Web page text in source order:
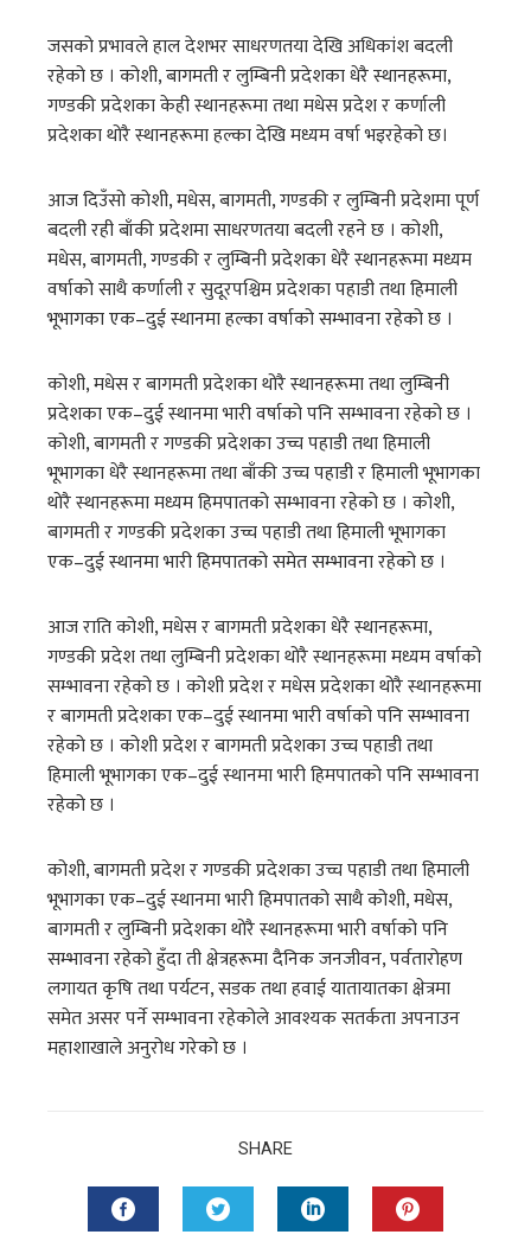
जसको प्रभावले हाल देशभर साधरणतया देखि अधिकांश बदली
रहेको छ । कोशी, बागमती र लुम्बिनी प्रदेशका धेरै स्थानहरूमा,
गण्डकी प्रदेशका केही स्थानहरूमा तथा मधेस प्रदेश र कर्णाली
प्रदेशका थोरै स्थानहरूमा हल्का देखि मध्यम वर्षा भइरहेको छ।
आज दिउँसो कोशी, मधेस, बागमती, गण्डकी र लुम्बिनी प्रदेशमा पूर्ण
बदली रही बाँकी प्रदेशमा साधरणतया बदली रहने छ । कोशी,
मधेस, बागमती, गण्डकी र लुम्बिनी प्रदेशका धेरै स्थानहरूमा मध्यम
वर्षाको साथै कर्णाली र सुदूरपश्चिम प्रदेशका पहाडी तथा हिमाली
भूभागका एक–दुई स्थानमा हल्का वर्षाको सम्भावना रहेको छ ।
कोशी, मधेस र बागमती प्रदेशका थोरै स्थानहरूमा तथा लुम्बिनी
प्रदेशका एक–दुई स्थानमा भारी वर्षाको पनि सम्भावना रहेको छ ।
कोशी, बागमती र गण्डकी प्रदेशका उच्च पहाडी तथा हिमाली
भूभागका धेरै स्थानहरूमा तथा बाँकी उच्च पहाडी र हिमाली भूभागका
थोरै स्थानहरूमा मध्यम हिमपातको सम्भावना रहेको छ । कोशी,
बागमती र गण्डकी प्रदेशका उच्च पहाडी तथा हिमाली भूभागका
एक–दुई स्थानमा भारी हिमपातको समेत सम्भावना रहेको छ ।
आज राति कोशी, मधेस र बागमती प्रदेशका धेरै स्थानहरूमा,
गण्डकी प्रदेश तथा लुम्बिनी प्रदेशका थोरै स्थानहरूमा मध्यम वर्षाको
सम्भावना रहेको छ । कोशी प्रदेश र मधेस प्रदेशका थोरै स्थानहरूमा
र बागमती प्रदेशका एक–दुई स्थानमा भारी वर्षाको पनि सम्भावना
रहेको छ । कोशी प्रदेश र बागमती प्रदेशका उच्च पहाडी तथा
हिमाली भूभागका एक–दुई स्थानमा भारी हिमपातको पनि सम्भावना
रहेको छ ।
कोशी, बागमती प्रदेश र गण्डकी प्रदेशका उच्च पहाडी तथा हिमाली
भूभागका एक–दुई स्थानमा भारी हिमपातको साथै कोशी, मधेस,
बागमती र लुम्बिनी प्रदेशका थोरै स्थानहरूमा भारी वर्षाको पनि
सम्भावना रहेको हुँदा ती क्षेत्रहरूमा दैनिक जनजीवन, पर्वतारोहण
लगायत कृषि तथा पर्यटन, सडक तथा हवाई यातायातका क्षेत्रमा
समेत असर पर्ने सम्भावना रहेकोले आवश्यक सतर्कता अपनाउन
महाशाखाले अनुरोध गरेको छ ।
SHARE